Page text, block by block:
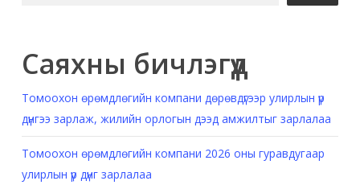
Саяхны бичлэгүүд
Томоохон өрөмдлөгийн компани дөрөвдүгээр улирлын үр
дүнгээ зарлаж, жилийн орлогын дээд амжилтыг зарлалаа
Томоохон өрөмдлөгийн компани 2026 оны гуравдугаар
улирлын үр дүнг зарлалаа